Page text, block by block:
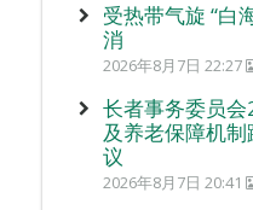
受热带气旋 “
消
2026年8月7日 22:27
长者事务委员
及养老保障机
议
2026年8月7日 20:41